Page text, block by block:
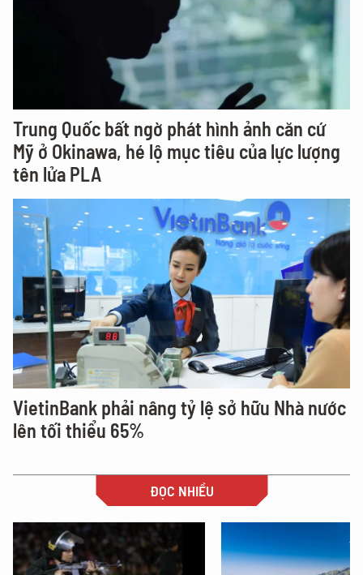
Trung Quốc bất ngờ phát hình ảnh căn cứ
Mỹ ở Okinawa, hé lộ mục tiêu của lực lượng
tên lửa PLA
VietinBank phải nâng tỷ lệ sở hữu Nhà nước
lên tối thiểu 65%
ĐỌC NHIỀU